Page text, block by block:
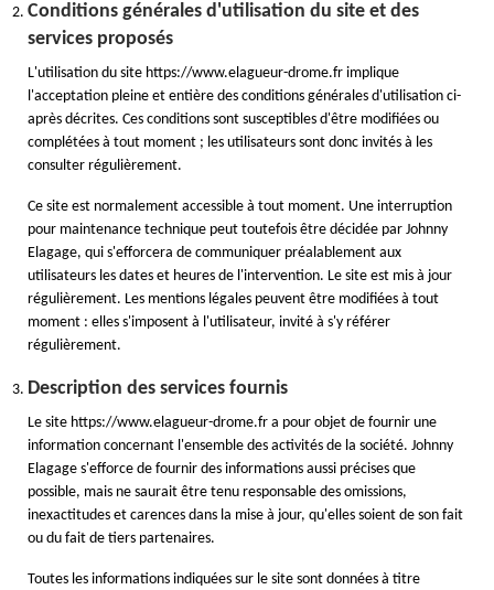
Conditions générales d'utilisation du site et des
services proposés
L'utilisation du site https://www.elagueur-drome.fr implique
l'acceptation pleine et entière des conditions générales d'utilisation ci-
après décrites. Ces conditions sont susceptibles d'être modifiées ou
complétées à tout moment ; les utilisateurs sont donc invités à les
consulter régulièrement.
Ce site est normalement accessible à tout moment. Une interruption
pour maintenance technique peut toutefois être décidée par Johnny
Elagage, qui s'efforcera de communiquer préalablement aux
utilisateurs les dates et heures de l'intervention. Le site est mis à jour
régulièrement. Les mentions légales peuvent être modifiées à tout
moment : elles s'imposent à l'utilisateur, invité à s'y référer
régulièrement.
Description des services fournis
Le site https://www.elagueur-drome.fr a pour objet de fournir une
information concernant l'ensemble des activités de la société. Johnny
Elagage s'efforce de fournir des informations aussi précises que
possible, mais ne saurait être tenu responsable des omissions,
inexactitudes et carences dans la mise à jour, qu'elles soient de son fait
ou du fait de tiers partenaires.
Toutes les informations indiquées sur le site sont données à titre